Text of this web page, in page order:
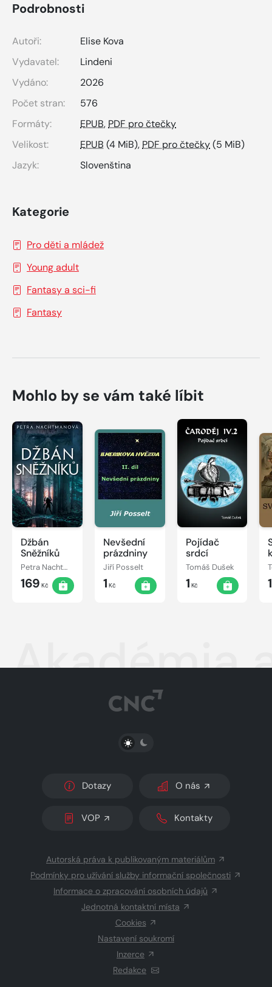
Podrobnosti
Autoři:
Elise Kova
Vydavatel:
Lindeni
Vydáno:
2026
Počet stran:
576
Formáty:
EPUB,PDF pro čtečky
Velikost:
EPUB (4 MiB),PDF pro čtečky(5 MiB)
Jazyk:
Slovenština
Kategorie
Pro děti a mládež
Young adult
Fantasy a sci-fi
Fantasy
Mohlo by se vám také líbit
Džbán
Sněžníků
Petra Nachtmanová
169 Kč
Nevšední
prázdniny
Jiří Posselt
1 Kč
Pojídač
srdcí
Tomáš Dušek
1 Kč
Akadémia
PŘEPNOUT SVĚTLÝ/TMAVÝ REŽIM
Dotazy O nás
VOP Kontakty
Autorská práva k publikovaným materiálům
Podmínky pro užívání služby informační společnosti
Informace o zpracování osobních údajů
Jednotná kontaktní místa
Cookies
Nastavení soukromí
Inzerce
Redakce